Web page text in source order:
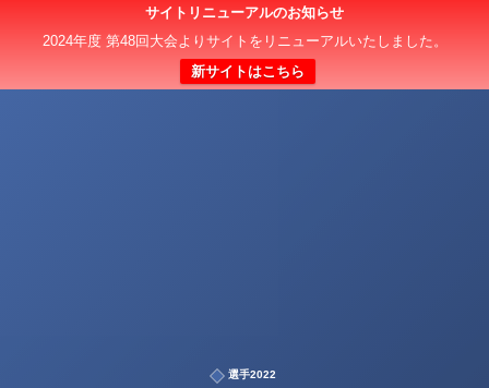
サイトリニューアルのお知らせ
2024年度 第48回大会よりサイトをリニューアルいたしました。
新サイトはこちら
選手2022